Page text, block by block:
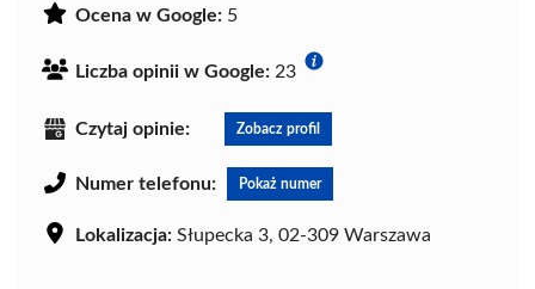
Ocena w Google: 5
Liczba opinii w Google: 23
Czytaj opinie: Zobacz profil
Numer telefonu: Pokaż numer
Lokalizacja: Słupecka 3, 02-309 Warszawa